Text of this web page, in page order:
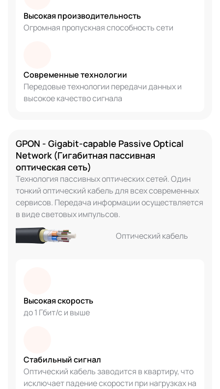
Высокая производительность
Огромная пропускная способность сети
Современные технологии
Передовые технологии передачи данных и
высокое качество сигнала
GPON - Gigabit-capable Passive Optical
Network (Гигабитная пассивная
оптическая сеть)
Технология пассивных оптических сетей. Один
тонкий оптический кабель для всех современных
сервисов. Передача информации осуществляется
в виде световых импульсов.
Оптический кабель
Высокая скорость
до 1 Гбит/с и выше
Стабильный сигнал
Оптический кабель заводится в квартиру, что
исключает падение скорости при нагрузках на